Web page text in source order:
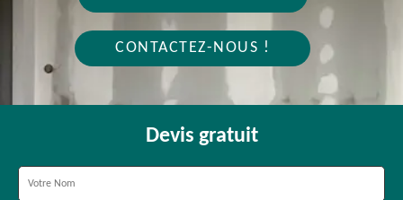
CONTACTEZ-NOUS !
Devis gratuit